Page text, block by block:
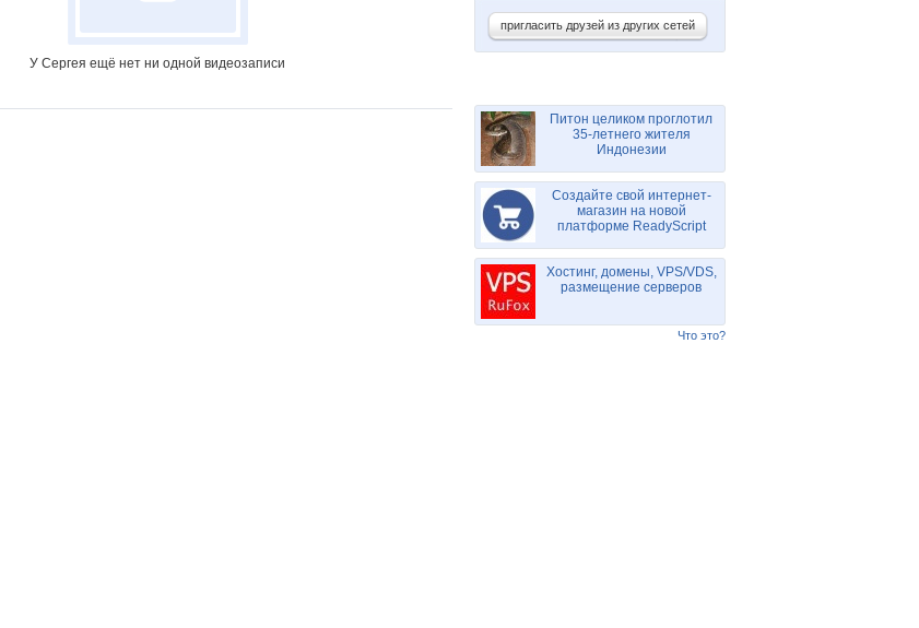
У Сергея ещё нет ни одной видеозаписи
пригласить друзей из других сетей
Питон целиком проглотил
35-летнего жителя
Индонезии
Создайте свой интернет-
магазин на новой
платформе ReadyScript
Хостинг, домены, VPS/VDS,
размещение серверов
Что это?